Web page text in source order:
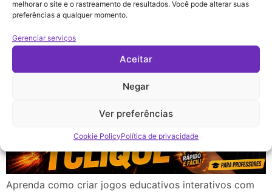
melhorar o site e o rastreamento de resultados. Você pode alterar suas
preferências a qualquer momento.
Gerenciar serviços
Aceitar
Negar
Ver preferências
Cookie PolicyPolítica de privacidade
Passo para Professores
Aprenda como criar jogos educativos interativos com